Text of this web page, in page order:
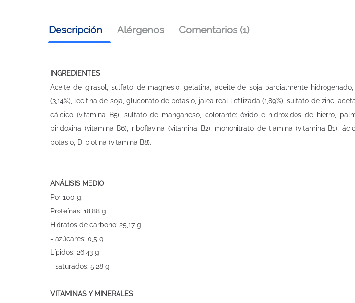
Descripción Alérgenos Comentarios (1)
INGREDIENTES
Aceite de girasol, sulfato de magnesio, gelatina, aceite de soja parcialmente
(3,14%), lecitina de soja, gluconato de potasio, jalea real liofilizada (1,89%), sulfato de zinc,
cálcico (vitamina B5), sulfato de manganeso, colorante: óxido e hidróxidos de hierro,
piridoxina (vitamina B6), riboflavina (vitamina B2), mononitrato de tiamina (vitamina B1),
potasio, D-biotina (vitamina B8).
ANÁLISIS MEDIO
Por 100 g:
Proteínas: 18,88 g
Hidratos de carbono: 25,17 g
- azúcares: 0,5 g
Lípidos: 26,43 g
- saturados: 5,28 g
VITAMINAS Y MINERALES